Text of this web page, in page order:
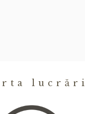
lucrări